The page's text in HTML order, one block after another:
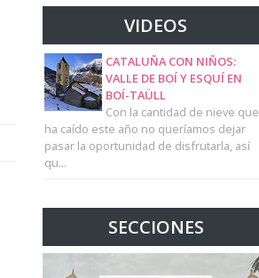
VIDEOS
CATALUÑA CON NIÑOS:
VALLE DE BOÍ Y ESQUÍ EN
BOÍ-TAÜLL
Con la cantidad de nieve que
ha caído este año no queríamos dejar
pasar la oportunidad de disfrutarla, así
qu...
SECCIONES